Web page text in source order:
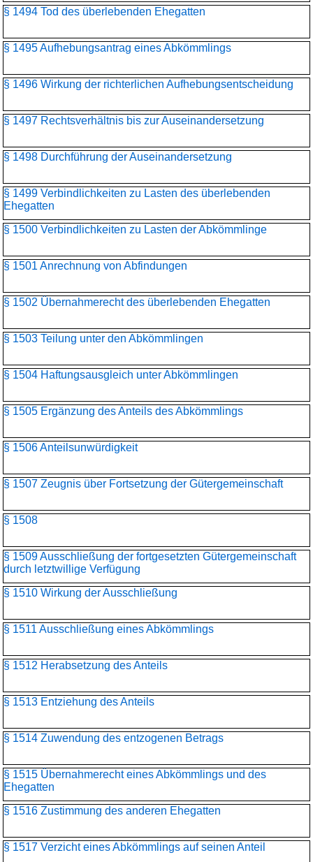
§ 1494 Tod des überlebenden Ehegatten
§ 1495 Aufhebungsantrag eines Abkömmlings
§ 1496 Wirkung der richterlichen Aufhebungsentscheidung
§ 1497 Rechtsverhältnis bis zur Auseinandersetzung
§ 1498 Durchführung der Auseinandersetzung
§ 1499 Verbindlichkeiten zu Lasten des überlebenden
Ehegatten
§ 1500 Verbindlichkeiten zu Lasten der Abkömmlinge
§ 1501 Anrechnung von Abfindungen
§ 1502 Übernahmerecht des überlebenden Ehegatten
§ 1503 Teilung unter den Abkömmlingen
§ 1504 Haftungsausgleich unter Abkömmlingen
§ 1505 Ergänzung des Anteils des Abkömmlings
§ 1506 Anteilsunwürdigkeit
§ 1507 Zeugnis über Fortsetzung der Gütergemeinschaft
§ 1508
§ 1509 Ausschließung der fortgesetzten Gütergemeinschaft
durch letztwillige Verfügung
§ 1510 Wirkung der Ausschließung
§ 1511 Ausschließung eines Abkömmlings
§ 1512 Herabsetzung des Anteils
§ 1513 Entziehung des Anteils
§ 1514 Zuwendung des entzogenen Betrags
§ 1515 Übernahmerecht eines Abkömmlings und des
Ehegatten
§ 1516 Zustimmung des anderen Ehegatten
§ 1517 Verzicht eines Abkömmlings auf seinen Anteil